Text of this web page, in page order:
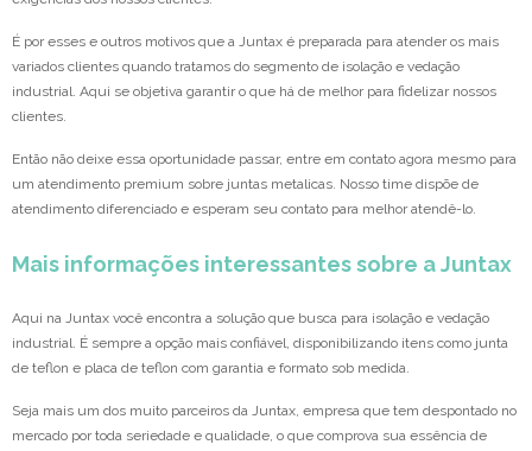
É por esses e outros motivos que a Juntax é preparada para atender os mais
variados clientes quando tratamos do segmento de isolação e vedação
industrial. Aqui se objetiva garantir o que há de melhor para fidelizar nossos
clientes.
Então não deixe essa oportunidade passar, entre em contato agora mesmo para
um atendimento premium sobre juntas metalicas. Nosso time dispõe de
atendimento diferenciado e esperam seu contato para melhor atendê-lo.
Mais informações interessantes sobre a Juntax
Aqui na Juntax você encontra a solução que busca para isolação e vedação
industrial. É sempre a opção mais confiável, disponibilizando itens como junta
de teflon e placa de teflon com garantia e formato sob medida.
Seja mais um dos muito parceiros da Juntax, empresa que tem despontado no
mercado por toda seriedade e qualidade, o que comprova sua essência de